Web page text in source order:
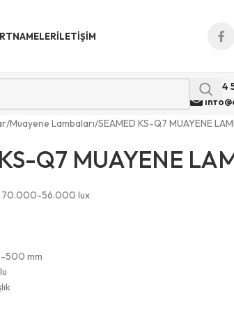
İLETIŞIM
0 544
Muayene Lambaları SEAMED KS-Q7 MUAYENE
Q7 MUAYENE
70.000-56.000 lux
500 mm